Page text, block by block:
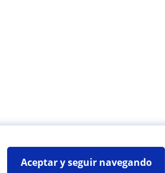
Aceptar y seguir navegando
Mapa web:Profesores